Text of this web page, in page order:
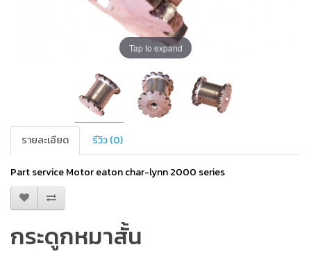
Tap to expand
รายละเอียด รีวิว (0)
Part service Motor eaton char-lynn 2000 series
กระดูกหมาสั้น